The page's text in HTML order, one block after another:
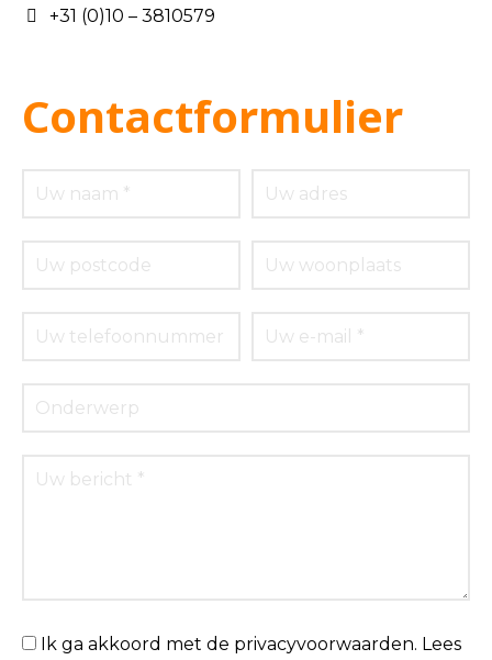
+31 (0)10 – 3810579
Contactformulier
Ik ga akkoord met de privacyvoorwaarden. Lees